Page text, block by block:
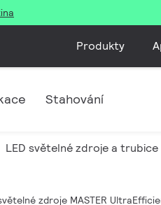
Produkty
Stahování
LED světelné zdroje a trubice
zdroje MASTER